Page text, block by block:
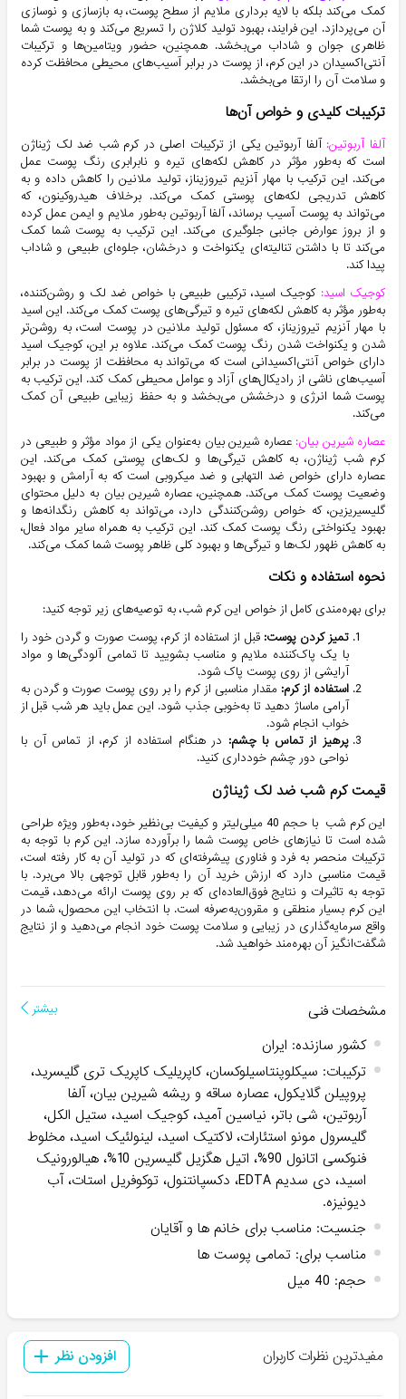
کمک می‌کند بلکه با لایه برداری ملایم از سطح پوست، به بازسازی و نوسازی
آن می‌پردازد. این فرایند، بهبود تولید کلاژن را تسریع می‌کند و به پوست شما
ظاهری جوان و شاداب می‌بخشد. همچنین، حضور ویتامین‌ها و ترکیبات
آنتی‌اکسیدان در این کرم، از پوست در برابر آسیب‌های محیطی محافظت کرده
و سلامت آن را ارتقا می‌بخشد.
ترکیبات کلیدی و خواص آن‌ها
آلفا آربوتین: آلفا آربوتین یکی از ترکیبات اصلی در کرم شب ضد لک ژیناژن
است که به‌طور مؤثر در کاهش لکه‌های تیره و نابرابری رنگ پوست عمل
می‌کند. این ترکیب با مهار آنزیم تیروزیناز، تولید ملانین را کاهش داده و به
کاهش تدریجی لکه‌های پوستی کمک می‌کند. برخلاف هیدروکینون، که
می‌تواند به پوست آسیب برساند، آلفا آربوتین به‌طور ملایم و ایمن عمل کرده
و از بروز عوارض جانبی جلوگیری می‌کند. این ترکیب به پوست شما کمک
می‌کند تا با داشتن تنالیته‌ای یکنواخت و درخشان، جلوه‌ای طبیعی و شاداب
پیدا کند.
کوجیک اسید: کوجیک اسید، ترکیبی طبیعی با خواص ضد لک و روشن‌کننده،
به‌طور مؤثر به کاهش لکه‌های تیره و تیرگی‌های پوست کمک می‌کند. این اسید
با مهار آنزیم تیروزیناز، که مسئول تولید ملانین در پوست است، به روشن‌تر
شدن و یکنواخت شدن رنگ پوست کمک می‌کند. علاوه بر این، کوجیک اسید
دارای خواص آنتی‌اکسیدانی است که می‌تواند به محافظت از پوست در برابر
آسیب‌های ناشی از رادیکال‌های آزاد و عوامل محیطی کمک کند. این ترکیب به
پوست شما انرژی و درخشش می‌بخشد و به حفظ زیبایی طبیعی آن کمک
می‌کند.
عصاره شیرین بیان: عصاره شیرین بیان به‌عنوان یکی از مواد مؤثر و طبیعی در
کرم شب ژیناژن، به کاهش تیرگی‌ها و لک‌های پوستی کمک می‌کند. این
عصاره دارای خواص ضد التهابی و ضد میکروبی است که به آرامش و بهبود
وضعیت پوست کمک می‌کند. همچنین، عصاره شیرین بیان به دلیل محتوای
گلیسیریزین، که خواص روشن‌کنندگی دارد، می‌تواند به کاهش رنگدانه‌ها و
بهبود یکنواختی رنگ پوست کمک کند. این ترکیب به همراه سایر مواد فعال،
به کاهش ظهور لک‌ها و تیرگی‌ها و بهبود کلی ظاهر پوست شما کمک می‌کند.
نحوه استفاده و نکات
برای بهره‌مندی کامل از خواص این کرم شب، به توصیه‌های زیر توجه کنید:
تمیز کردن پوست: قبل از استفاده از کرم، پوست صورت و گردن خود را
با یک پاک‌کننده ملایم و مناسب بشویید تا تمامی آلودگی‌ها و مواد
آرایشی از روی پوست پاک شود.
استفاده از کرم: مقدار مناسبی از کرم را بر روی پوست صورت و گردن به
آرامی ماساژ دهید تا به‌خوبی جذب شود. این عمل باید هر شب قبل از
خواب انجام شود.
پرهیز از تماس با چشم: در هنگام استفاده از کرم، از تماس آن با
نواحی دور چشم خودداری کنید.
قیمت کرم شب ضد لک ژیناژن
این کرم شب با حجم 40 میلی‌لیتر و کیفیت بی‌نظیر خود، به‌طور ویژه طراحی
شده است تا نیازهای خاص پوست شما را برآورده سازد. این کرم با توجه به
ترکیبات منحصر به فرد و فناوری پیشرفته‌ای که در تولید آن به کار رفته است،
قیمت مناسبی دارد که ارزش خرید آن را به‌طور قابل توجهی بالا می‌برد. با
توجه به تاثیرات و نتایج فوق‌العاده‌ای که بر روی پوست ارائه می‌دهد، قیمت
این کرم بسیار منطقی و مقرون‌به‌صرفه است. با انتخاب این محصول، شما در
واقع سرمایه‌گذاری در زیبایی و سلامت پوست خود انجام می‌دهید و از نتایج
شگفت‌انگیز آن بهره‌مند خواهید شد.
مشخصات فنی بیشتر
کشور سازنده: ایران
ترکیبات: سیکلوپنتاسیلوکسان، کاپریلیک کاپریک تری گلیسرید،
پروپیلن گلایکول، عصاره ساقه و ریشه شیرین بیان، آلفا
آربوتین، شی باتر، نیاسین آمید، کوجیک اسید، ستیل الکل،
گلیسرول مونو استئارات، لاکتیک اسید، لینولئیک اسید، مخلوط
فنوکسی اتانول 90%، اتیل هگزیل گلیسرین 10%، هیالورونیک
اسید، دی سدیم EDTA، دکسپانتنول، توکوفریل استات، آب
دیونیزه.
جنسیت: مناسب برای خانم ها و آقایان
مناسب برای: تمامی پوست ها
حجم: 40 میل
مفیدترین نظرات کاربران افزودن نظر